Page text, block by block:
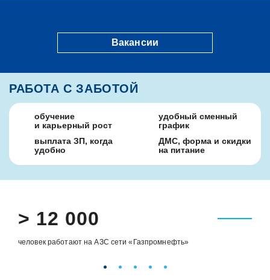
Вакансии
РАБОТА С ЗАБОТОЙ
обучение
и карьерный рост
выплата ЗП, когда
удобно
удобный сменный
график
ДМС, форма и скидки
на питание
> 12 000
человек работают на АЗС сети «Газпромнефть»